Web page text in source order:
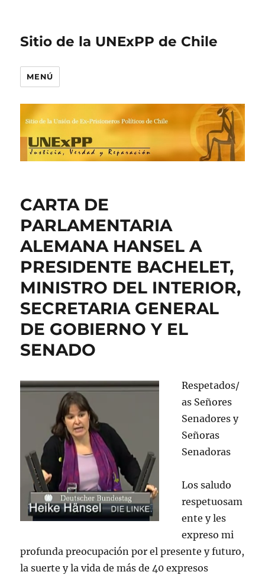
Sitio de la UNExPP de Chile
MENÚ
CARTA DE
PARLAMENTARIA
ALEMANA HANSEL A
PRESIDENTE BACHELET,
MINISTRO DEL INTERIOR,
SECRETARIA GENERAL
DE GOBIERNO Y EL
SENADO
Respetados/
as Señores
Senadores y
Señoras
Senadoras
Los saludo
respetuosam
ente y les
expreso mi
profunda preocupación por el presente y futuro,
la suerte y la vida de más de 40 expresos